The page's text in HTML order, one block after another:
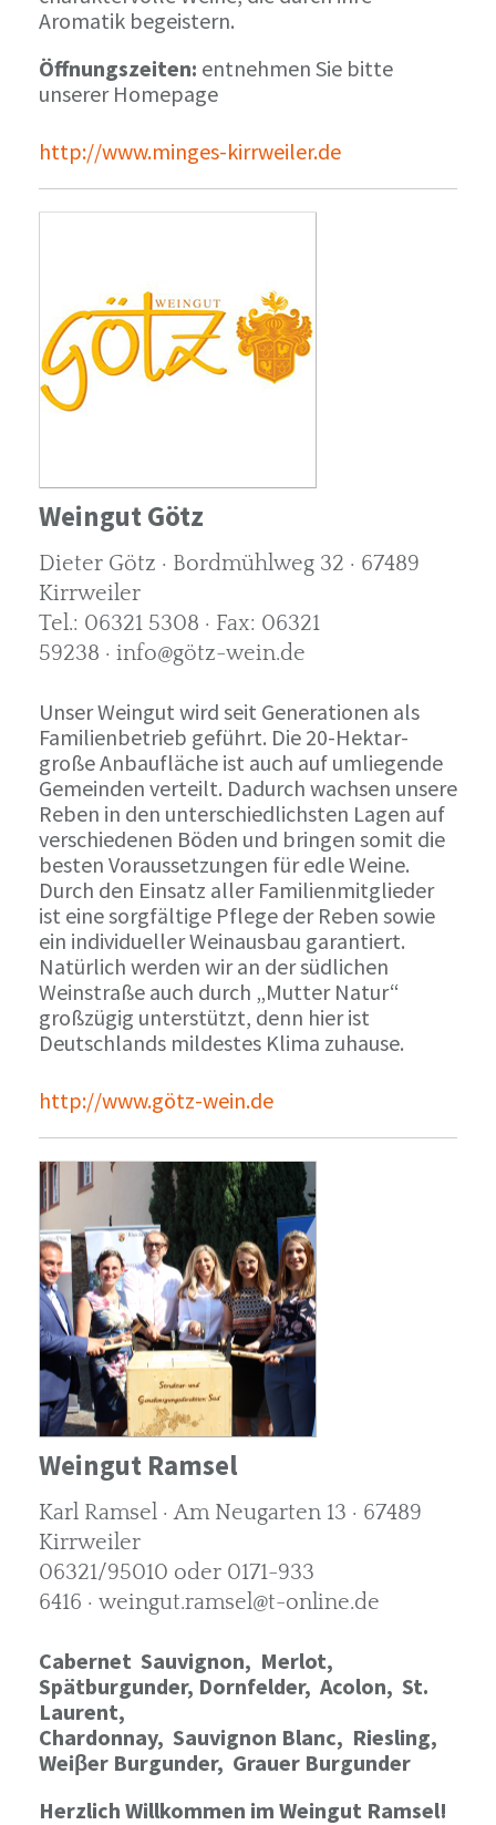
Aromatik begeistern.
Öffnungszeiten: entnehmen Sie bitte
unserer Homepage
http://www.minges-kirrweiler.de
Weingut Götz
Dieter Götz · Bordmühlweg 32 · 67489
Kirrweiler
Tel.: 06321 5308 · Fax: 06321
59238 · info@götz-wein.de
Unser Weingut wird seit Generationen als
Familienbetrieb geführt. Die 20-Hektar-
große Anbaufläche ist auch auf umliegende
Gemeinden verteilt. Dadurch wachsen unsere
Reben in den unterschiedlichsten Lagen auf
verschiedenen Böden und bringen somit die
besten Voraussetzungen für edle Weine.
Durch den Einsatz aller Familienmitglieder
ist eine sorgfältige Pflege der Reben sowie
ein individueller Weinausbau garantiert.
Natürlich werden wir an der südlichen
Weinstraße auch durch „Mutter Natur“
großzügig unterstützt, denn hier ist
Deutschlands mildestes Klima zuhause.
http://www.götz-wein.de
Weingut Ramsel
Karl Ramsel · Am Neugarten 13 · 67489
Kirrweiler
06321/95010 oder 0171-933
6416 · weingut.ramsel@t-online.de
Cabernet Sauvignon, Merlot,
Spätburgunder, Dornfelder, Acolon, St.
Laurent,
Chardonnay, Sauvignon Blanc, Riesling,
Weiβer Burgunder, Grauer Burgunder
Herzlich Willkommen im Weingut Ramsel!